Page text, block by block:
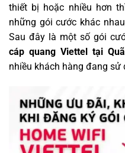
thiết bị hoặc nhiều hơn
những gói cước khác
Sau đây là một số gói
cáp quang Viettel tại
nhiều khách hàng đang sử